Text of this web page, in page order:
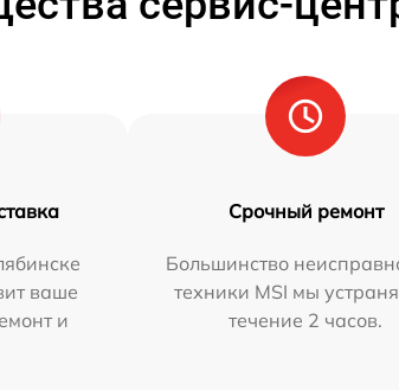
ваше
и
Срочный ремонт
Большинство
техники MSI мы
течение 2 часов.